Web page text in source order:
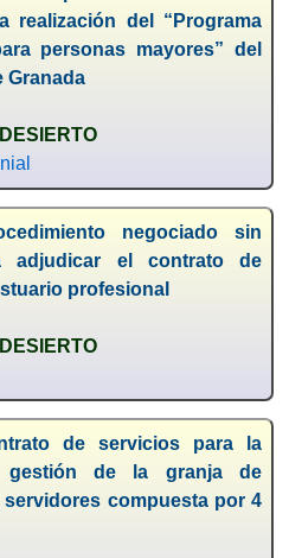
realización del “Programa
personas mayores” del
Granada
negociado sin
adjudicar el contrato de
profesional
de servicios para la
gestión de la granja de
compuesta por 4